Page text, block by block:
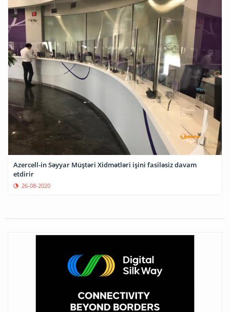
Azercell-in Səyyar Müştəri Xidmətləri işini fasiləsiz davam
etdirir
26-08-2020